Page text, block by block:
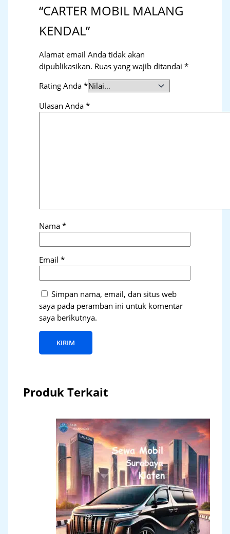
“CARTER MOBIL MALANG
KENDAL”
Alamat email Anda tidak akan
dipublikasikan. Ruas yang wajib ditandai*
Rating Anda*
Ulasan Anda*
Nama*
Email*
Simpan nama, email, dan situs web
saya pada peramban ini untuk komentar
saya berikutnya.
Produk Terkait